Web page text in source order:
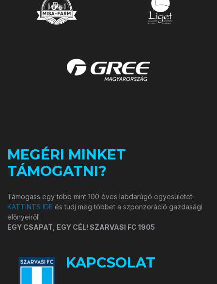
MEGÉRI MINKET
TÁMOGATNI?
Támogass egy több mint 100 éves labdarúgó egyesületet.
KATTINTS IDE és tudj meg többet a szponzoráció gazdasági
előnyeiről!
EGY CSAPAT, EGY CÉL! SZARVASI FC 1905
KAPCSOLAT